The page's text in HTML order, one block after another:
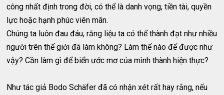
công nhất định trong đời, có thể là danh vọng, tiền tài, quyền
lực hoặc hạnh phúc viên mãn.
Chúng ta luôn đau đáu, rằng liệu ta có thể thành đạt như nhiều
người trên thế giới đã làm không? Làm thế nào để được như
vậy? Cần làm gì để biển ước mơ của mình thành hiện thực?
Như tác giả Bodo Schäfer đã có nhận xét rất hay rằng, nếu